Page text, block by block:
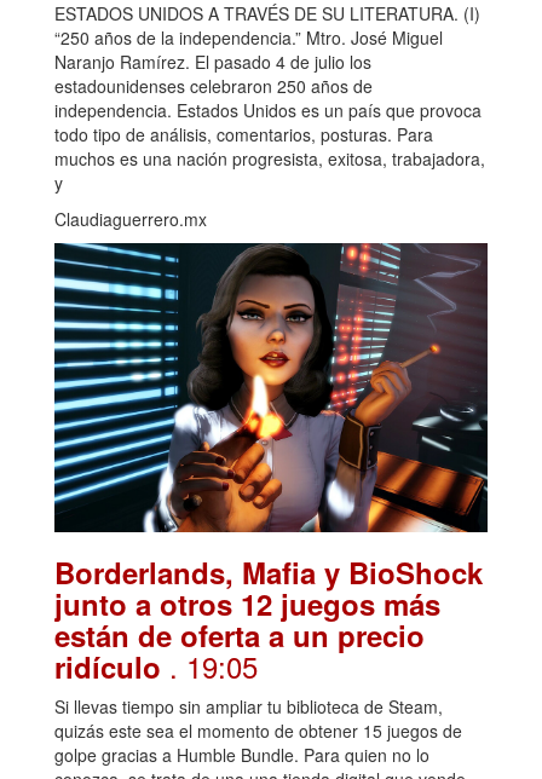
ESTADOS UNIDOS A TRAVÉS DE SU LITERATURA. (I)
“250 años de la independencia.” Mtro. José Miguel
Naranjo Ramírez. El pasado 4 de julio los
estadounidenses celebraron 250 años de
independencia. Estados Unidos es un país que provoca
todo tipo de análisis, comentarios, posturas. Para
muchos es una nación progresista, exitosa, trabajadora,
y
Claudiaguerrero.mx
Borderlands, Mafia y BioShock
junto a otros 12 juegos más
están de oferta a un precio
ridículo . 19:05
Si llevas tiempo sin ampliar tu biblioteca de Steam,
quizás este sea el momento de obtener 15 juegos de
golpe gracias a Humble Bundle. Para quien no lo